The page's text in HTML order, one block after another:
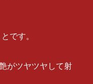
です。
がツヤツヤして射